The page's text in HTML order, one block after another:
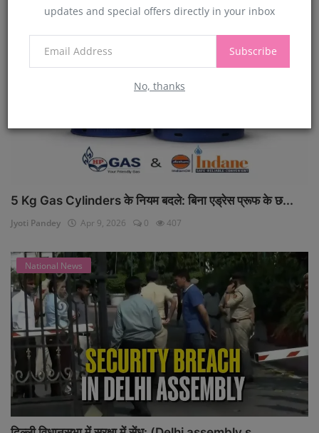
updates and special offers directly in your inbox
Subscribe
No, thanks
National News
5 Kg Gas Cylinders के नियम बदले: बिना एड्रेस प्रूफ के छ...
Jyoti Pandey Apr 9, 2026 0 407
National News